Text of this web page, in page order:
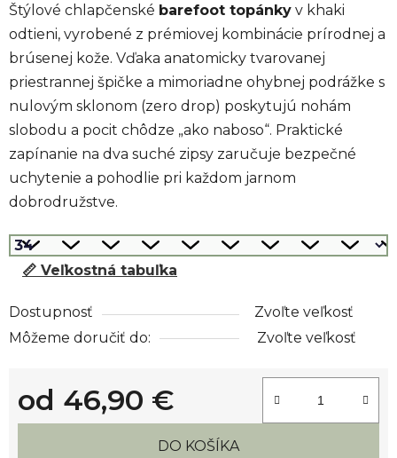
Štýlové chlapčenské barefoot topánky v khaki
odtieni, vyrobené z prémiovej kombinácie prírodnej a
brúsenej kože. Vďaka anatomicky tvarovanej
priestrannej špičke a mimoriadne ohybnej podrážke s
nulovým sklonom (zero drop) poskytujú nohám
slobodu a pocit chôdze „ako naboso“. Praktické
zapínanie na dva suché zipsy zaručuje bezpečné
uchytenie a pohodlie pri každom jarnom
dobrodružstve.
📏 Veľkostná tabuľka
Dostupnosť
Zvoľte veľkosť
Môžeme doručiť do:
Zvoľte veľkosť
od 46,90 €
Jednotková cena:
DO KOŠÍKA